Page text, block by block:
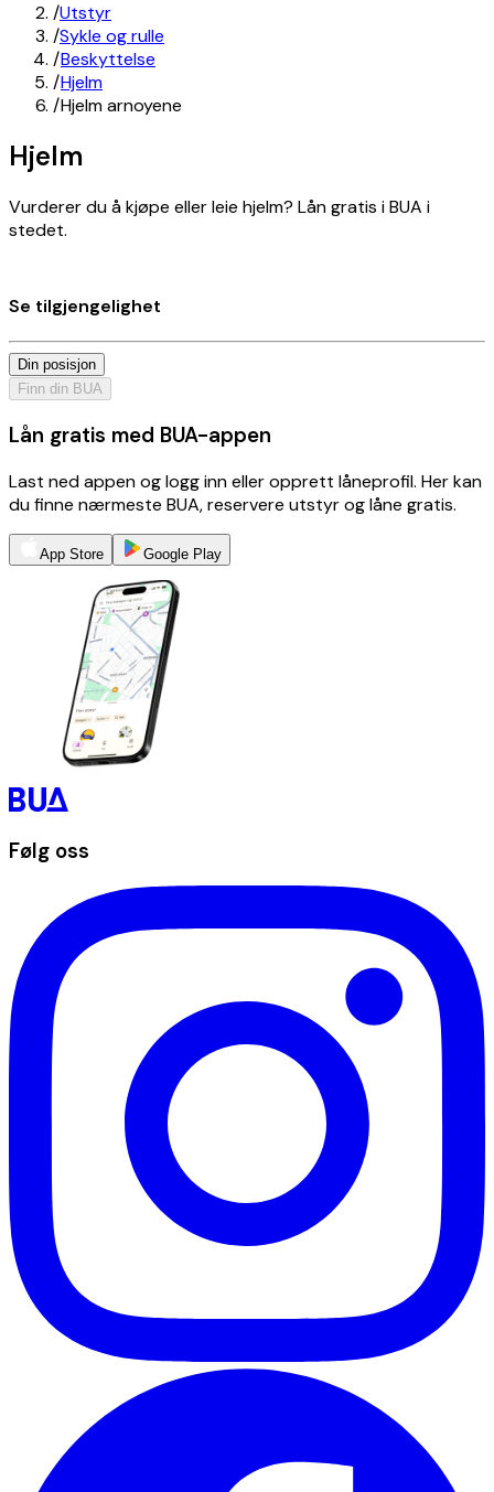
/Utstyr
/Sykle og rulle
/Beskyttelse
/Hjelm
/Hjelm arnoyene
Hjelm
Vurderer du å kjøpe eller leie hjelm? Lån gratis i BUA i
stedet.
Se tilgjengelighet
Din posisjon
Finn din BUA
Lån gratis med BUA-appen
Last ned appen og logg inn eller opprett låneprofil. Her kan
du finne nærmeste BUA, reservere utstyr og låne gratis.
App Store Google Play
Følg oss